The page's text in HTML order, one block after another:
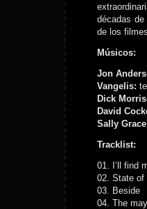
décadas
de los
Músicos:
Jon
Vangelis:
Dick
David
Sally
Tracklist:
01. I’ll find
02. State of
03. Beside
04. The